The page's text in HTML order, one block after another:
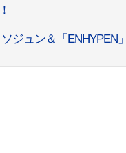
ジュン＆「ENHYPEN